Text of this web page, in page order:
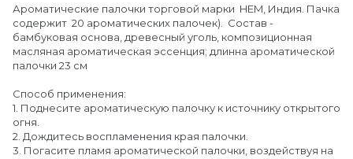
Ароматические палочки торговой марки HEM, Индия. Пачка
содержит 20 ароматических палочек). Состав -
бамбуковая основа, древесный уголь, композиционная
масляная ароматическая эссенция; длинна ароматической
палочки 23 см
Способ применения:
1. Поднесите ароматическую палочку к источнику открытого
огня.
2. Дождитесь воспламенения края палочки.
3. Погасите пламя ароматической палочки, воздействуя на